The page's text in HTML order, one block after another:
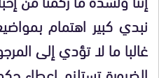
نبدي كبير اهتمام
غالبا ما لا تؤدي إلى